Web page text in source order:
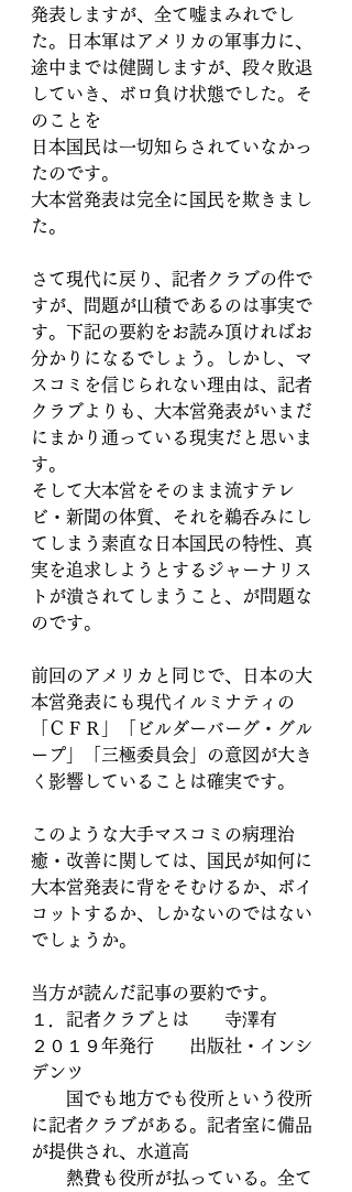
発表しますが、全て嘘まみれでし
た。日本軍はアメリカの軍事力に、
途中までは健闘しますが、段々敗退
していき、ボロ負け状態でした。そ
のことを
日本国民は一切知らされていなかっ
たのです。
大本営発表は完全に国民を欺きまし
た。
さて現代に戻り、記者クラブの件で
すが、問題が山積であるのは事実で
す。下記の要約をお読み頂ければお
分かりになるでしょう。しかし、マ
スコミを信じられない理由は、記者
クラブよりも、大本営発表がいまだ
にまかり通っている現実だと思いま
す。
そして大本営をそのまま流すテレ
ビ・新聞の体質、それを鵜呑みにし
てしまう素直な日本国民の特性、真
実を追求しようとするジャーナリス
トが潰されてしまうこと、が問題な
のです。
前回のアメリカと同じで、日本の大
本営発表にも現代イルミナティの
「ＣＦＲ」「ビルダーバーグ・グル
ープ」「三極委員会」の意図が大き
く影響していることは確実です。
このような大手マスコミの病理治
癒・改善に関しては、国民が如何に
大本営発表に背をそむけるか、ボイ
コットするか、しかないのではない
でしょうか。
当方が読んだ記事の要約です。
１．記者クラブとは　　寺澤有
２０１９年発行　　出版社・インシ
デンツ
国でも地方でも役所という役所
に記者クラブがある。記者室に備品
が提供され、水道高
熱費も役所が払っている。全て